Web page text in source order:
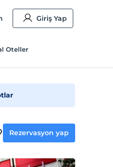
Giriş Yap
Oteller
Rezervasyon yap